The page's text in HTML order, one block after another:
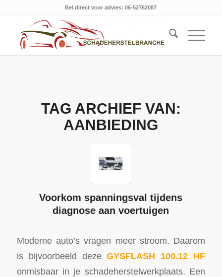
Bel direct voor advies: 06-52762087
TAG ARCHIEF VAN:
AANBIEDING
Voorkom spanningsval tijdens
diagnose aan voertuigen
Moderne auto’s vragen meer stroom. Daarom
is bijvoorbeeld dezeGYSFLASH 100.12 HF
onmisbaar in je schadeherstelwerkplaats. Een